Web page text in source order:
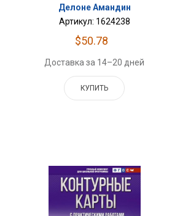
Делоне Амандин
Артикул: 1624238
$50.78
Доставка за 14–20 дней
КУПИТЬ